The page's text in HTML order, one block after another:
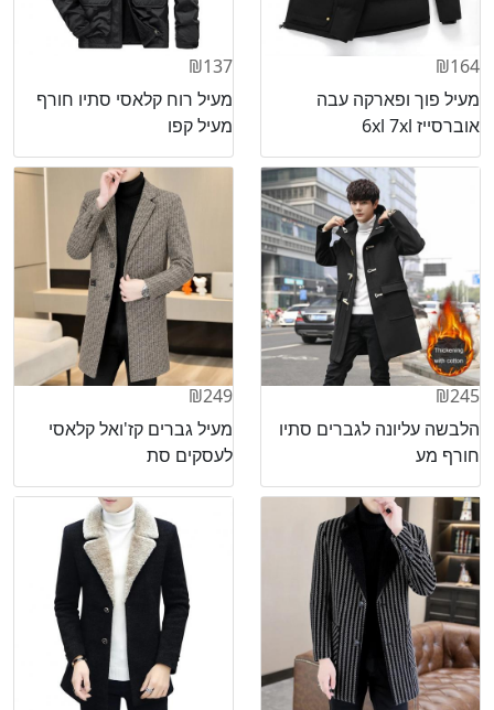
₪164
מעיל פוך ופארקה עבה
אוברסייז 6xl 7xl
₪137
מעיל רוח קלאסי סתיו חורף
מעיל קפו
₪245
הלבשה עליונה לגברים סתיו
חורף מע
₪249
מעיל גברים קז'ואל קלאסי
לעסקים סת